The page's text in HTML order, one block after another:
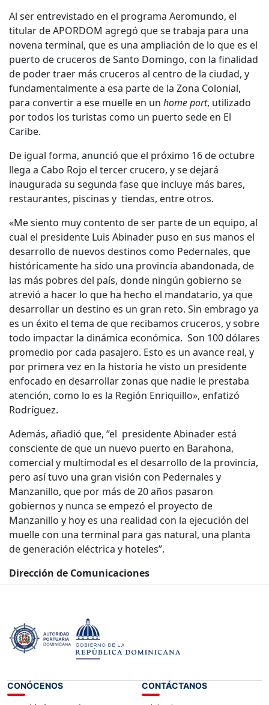
Al ser entrevistado en el programa Aeromundo, el
titular de APORDOM agregó que se trabaja para una
novena terminal, que es una ampliación de lo que es el
puerto de cruceros de Santo Domingo, con la finalidad
de poder traer más cruceros al centro de la ciudad, y
fundamentalmente a esa parte de la Zona Colonial,
para convertir a ese muelle en un home port, utilizado
por todos los turistas como un puerto sede en El
Caribe.
De igual forma, anunció que el próximo 16 de octubre
llega a Cabo Rojo el tercer crucero, y se dejará
inaugurada su segunda fase que incluye más bares,
restaurantes, piscinas y tiendas, entre otros.
«Me siento muy contento de ser parte de un equipo, al
cual el presidente Luis Abinader puso en sus manos el
desarrollo de nuevos destinos como Pedernales, que
históricamente ha sido una provincia abandonada, de
las más pobres del país, donde ningún gobierno se
atrevió a hacer lo que ha hecho el mandatario, ya que
desarrollar un destino es un gran reto. Sin embrago ya
es un éxito el tema de que recibamos cruceros, y sobre
todo impactar la dinámica económica. Son 100 dólares
promedio por cada pasajero. Esto es un avance real, y
por primera vez en la historia he visto un presidente
enfocado en desarrollar zonas que nadie le prestaba
atención, como lo es la Región Enriquillo», enfatizó
Rodríguez.
Además, añadió que, “el presidente Abinader está
consciente de que un nuevo puerto en Barahona,
comercial y multimodal es el desarrollo de la provincia,
pero así tuvo una gran visión con Pedernales y
Manzanillo, que por más de 20 años pasaron
gobiernos y nunca se empezó el proyecto de
Manzanillo y hoy es una realidad con la ejecución del
muelle con una terminal para gas natural, una planta
de generación eléctrica y hoteles”.
Dirección de Comunicaciones
CONÓCENOS CONTÁCTANOS